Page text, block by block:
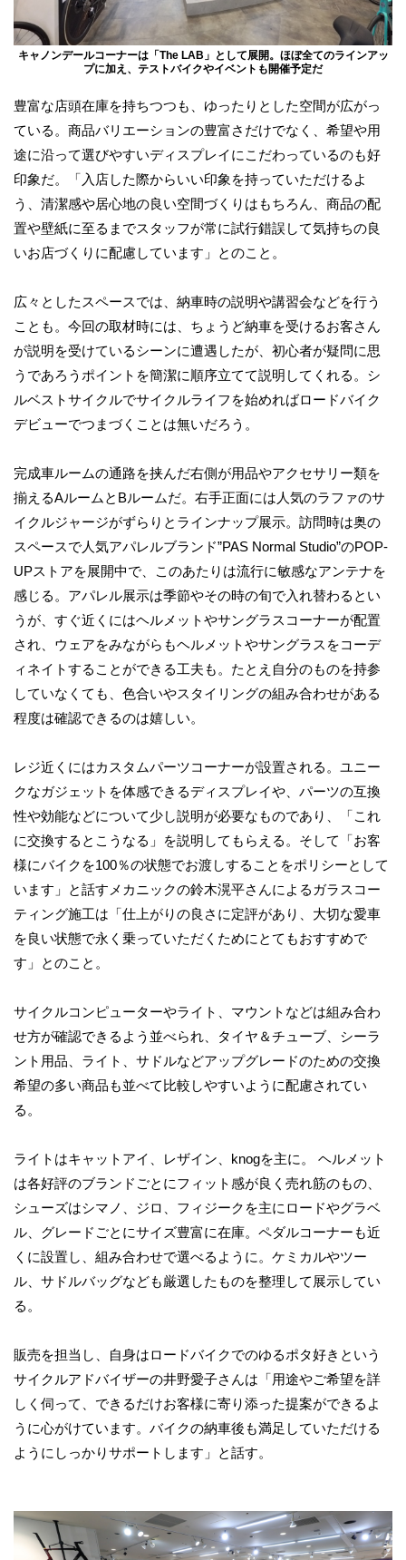
キャノンデールコーナーは「The LAB」として展開。ほぼ全てのラインアッ
プに加え、テストバイクやイベントも開催予定だ
豊富な店頭在庫を持ちつつも、ゆったりとした空間が広がっ
ている。商品バリエーションの豊富さだけでなく、希望や用
途に沿って選びやすいディスプレイにこだわっているのも好
印象だ。「入店した際からいい印象を持っていただけるよ
う、清潔感や居心地の良い空間づくりはもちろん、商品の配
置や壁紙に至るまでスタッフが常に試行錯誤して気持ちの良
いお店づくりに配慮しています」とのこと。
広々としたスペースでは、納車時の説明や講習会などを行う
ことも。今回の取材時には、ちょうど納車を受けるお客さん
が説明を受けているシーンに遭遇したが、初心者が疑問に思
うであろうポイントを簡潔に順序立てて説明してくれる。シ
ルベストサイクルでサイクルライフを始めればロードバイク
デビューでつまづくことは無いだろう。
完成車ルームの通路を挟んだ右側が用品やアクセサリー類を
揃えるAルームとBルームだ。右手正面には人気のラファのサ
イクルジャージがずらりとラインナップ展示。訪問時は奥の
スペースで人気アパレルブランド”PAS Normal Studio”のPOP-
UPストアを展開中で、このあたりは流行に敏感なアンテナを
感じる。アパレル展示は季節やその時の旬で入れ替わるとい
うが、すぐ近くにはヘルメットやサングラスコーナーが配置
され、ウェアをみながらもヘルメットやサングラスをコーデ
ィネイトすることができる工夫も。たとえ自分のものを持参
していなくても、色合いやスタイリングの組み合わせがある
程度は確認できるのは嬉しい。
レジ近くにはカスタムパーツコーナーが設置される。ユニー
クなガジェットを体感できるディスプレイや、パーツの互換
性や効能などについて少し説明が必要なものであり、「これ
に交換するとこうなる」を説明してもらえる。そして「お客
様にバイクを100％の状態でお渡しすることをポリシーとして
います」と話すメカニックの鈴木滉平さんによるガラスコー
ティング施工は「仕上がりの良さに定評があり、大切な愛車
を良い状態で永く乗っていただくためにとてもおすすめで
す」とのこと。
サイクルコンピューターやライト、マウントなどは組み合わ
せ方が確認できるよう並べられ、タイヤ＆チューブ、シーラ
ント用品、ライト、サドルなどアップグレードのための交換
希望の多い商品も並べて比較しやすいように配慮されてい
る。
ライトはキャットアイ、レザイン、knogを主に。 ヘルメット
は各好評のブランドごとにフィット感が良く売れ筋のもの、
シューズはシマノ、ジロ、フィジークを主にロードやグラベ
ル、グレードごとにサイズ豊富に在庫。ペダルコーナーも近
くに設置し、組み合わせで選べるように。ケミカルやツー
ル、サドルバッグなども厳選したものを整理して展示してい
る。
販売を担当し、自身はロードバイクでのゆるポタ好きという
サイクルアドバイザーの井野愛子さんは「用途やご希望を詳
しく伺って、できるだけお客様に寄り添った提案ができるよ
うに心がけています。バイクの納車後も満足していただける
ようにしっかりサポートします」と話す。